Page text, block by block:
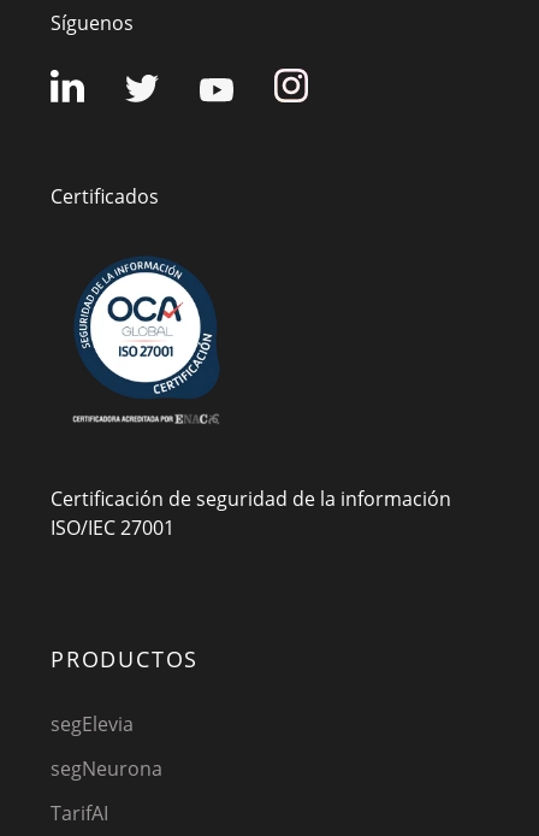
Síguenos
Certificados
Certificación de seguridad de la información
ISO/IEC 27001
PRODUCTOS
segElevia
segNeurona
TarifAI